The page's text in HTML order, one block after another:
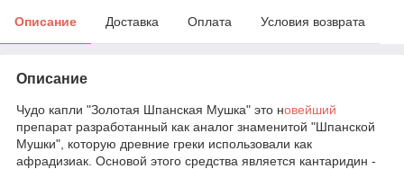
Описание Доставка Оплата Условия возврата
Описание
Чудо капли "Золотая Шпанская Мушка" это новейший
препарат разработанный как аналог знаменитой "Шпанской
Мушки", которую древние греки использовали как
афрадизиак. Основой этого средства является кантаридин -